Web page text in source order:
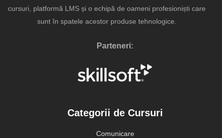
cursuri, platformă LMS și o echipă de oameni profesioniști care
sunt în spatele acestor produse tehnologice.
Parteneri:
Categorii de Cursuri
Comunicare